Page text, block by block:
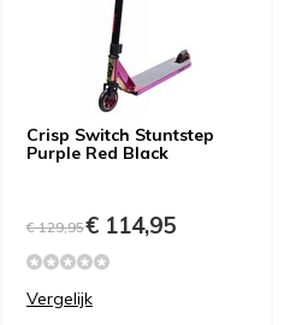
Crisp Switch Stuntstep
Purple Red Black
€ 129,95€ 114,95
Vergelijk